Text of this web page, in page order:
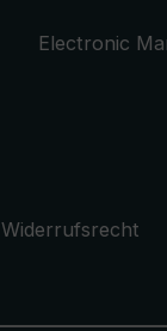
Electronic
Widerrufsrecht